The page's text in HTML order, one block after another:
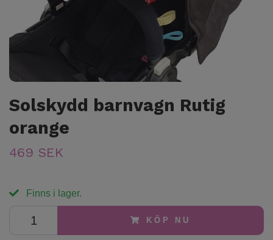
Solskydd barnvagn Rutig
orange
469 SEK
Finns i lager.
KÖP NU